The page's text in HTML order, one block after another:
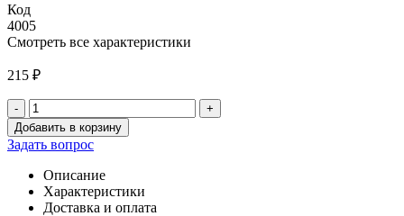
Код
4005
Смотреть все характеристики
215 ₽
- +
Количество
товара
Р.К.
бензонасоса
Пекар"
Добавить в корзину
Задать вопрос
Описание
Характеристики
Доставка и оплата